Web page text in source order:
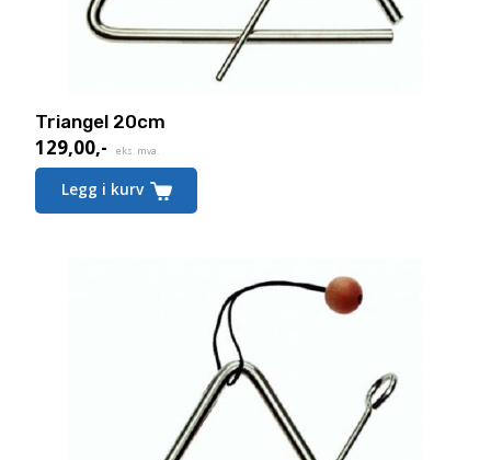
Triangel 20cm
129,00,- eks. mva.
Legg i kurv